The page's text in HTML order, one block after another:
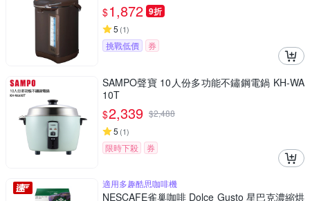
$1,872 9折
5 (1)
挑戰低價 券
SAMPO聲寶 10人份多功能不鏽鋼電鍋 KH-WA
10T
$2,339 $2,488
5 (1)
限時下殺 券
適用多趣酷思咖啡機
NESCAFE雀巢咖啡 Dolce Gusto 星巴克濃縮烘